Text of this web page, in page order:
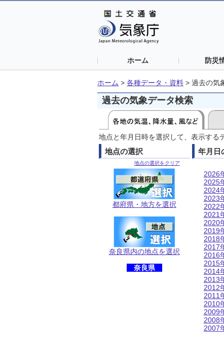
ホーム 防災
ホーム > 各種データ・資料 > 過去の気
過去の気象データ検索
地点と年月日時を選択して、表示する
地点の選択
地点の選択をクリア
都府県・地方を選択
奈良県内の地点を選択
奈良県
年月日
2026
2025
2024
2023
2022
2021
2020
2019
2018
2017
2016
2015
2014
2013
2012
2011
2010
2009
2008
2007